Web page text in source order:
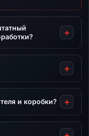
и коробки?